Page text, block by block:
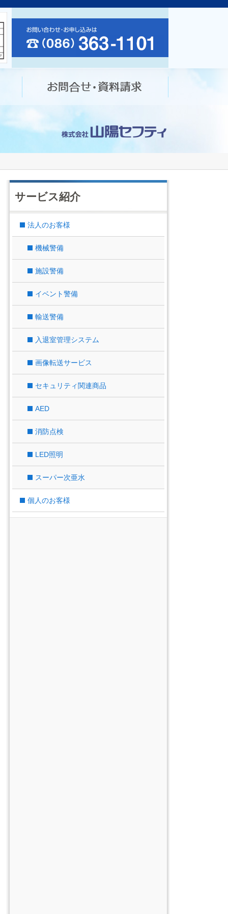
サービス紹介
法人のお客様
機械警備
施設警備
イベント警備
輸送警備
入退室管理システム
画像転送サービス
セキュリティ関連商品
AED
消防点検
LED照明
スーパー次亜水
個人のお客様